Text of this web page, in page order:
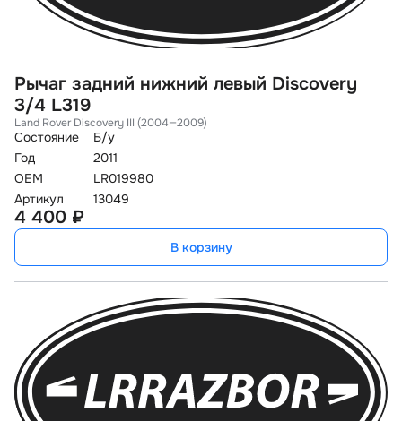
Рычаг задний нижний левый Discovery
3/4 L319
Land Rover Discovery III (2004—2009)
Состояние
Б/у
Год
2011
OEM
LR019980
Артикул
13049
4 400 ₽
В корзину